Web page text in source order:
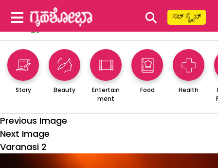
⚲ ಸಬ್ ಸ್ಕ್ರೈಬ್
Story Beauty
Entertain
ment
Food Health
Previous Image
Next Image
Varanasi 2